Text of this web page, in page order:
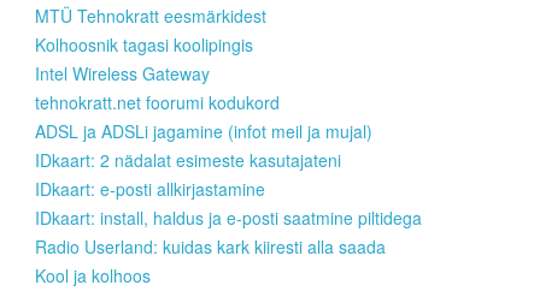
MTÜ Tehnokratt eesmärkidest
Kolhoosnik tagasi koolipingis
Intel Wireless Gateway
tehnokratt.net foorumi kodukord
ADSL ja ADSLi jagamine (infot meil ja mujal)
IDkaart: 2 nädalat esimeste kasutajateni
IDkaart: e-posti allkirjastamine
IDkaart: install, haldus ja e-posti saatmine piltidega
Radio Userland: kuidas kark kiiresti alla saada
Kool ja kolhoos